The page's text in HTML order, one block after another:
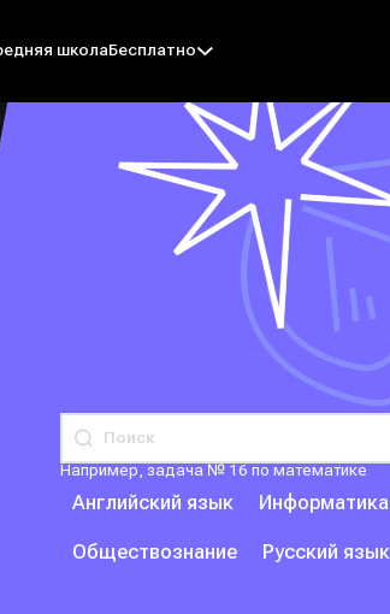
школаБесплатно
Например, задача № 16 по математике
Английский язык Информатика
Обществознание Русский язык